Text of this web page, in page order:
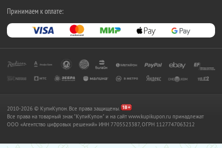
Принимаем к оплате:
2010-2026 © КупиКупон. Все права защищены.
Все права на товарный знак "КупиКупон" и на сайт www.kupikupon.ru принадлежат
OOO «Агентство цифровых решений» ИНН 7705523387, ОГРН 1127747063212